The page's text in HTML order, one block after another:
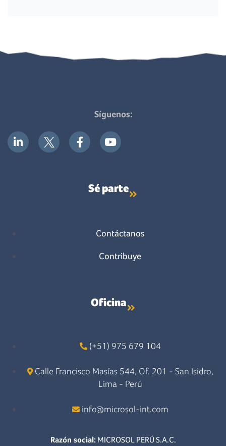
Síguenos:
Sé parte
Contáctanos
Contribuye
Oficina
(+51) 975 679 104
Calle Francisco Masías 544, Of. 201 - San Isidro,
Lima - Perú
info@microsol-int.com
Razón social: MICROSOL PERÚ S.A.C.